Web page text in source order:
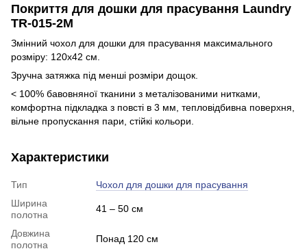
Покриття для дошки для прасування Laundry
TR-015-2M
Змінний чохол для дошки для прасування максимального
розміру: 120х42 см.
Зручна затяжка під менші розміри дощок.
< 100% бавовняної тканини з металізованими нитками,
комфортна підкладка з повсті в 3 мм, тепловідбивна поверхня,
вільне пропускання пари, стійкі кольори.
Характеристики
Тип
Чохол для дошки для прасування
Ширина
полотна
41 – 50 см
Довжина
полотна
Понад 120 см